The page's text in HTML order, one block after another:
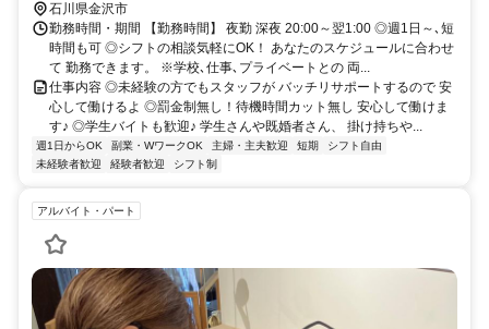
石川県金沢市
勤務時間・期間 【勤務時間】 夜勤 深夜 20:00～翌1:00 ◎週1日～､短
時間も可 ◎シフトの相談気軽にOK！ あなたのスケジュールに合わせ
て 勤務できます。 ※学校､仕事､プライベートとの 両...
仕事内容 ◎未経験の方でもスタッフが バッチリサポートするので 安
心して働けるよ ◎罰金制無し！待機時間カット無し 安心して働けま
す♪ ◎学生バイトも歓迎♪ 学生さんや既婚者さん、 掛け持ちや...
週1日からOK 副業・WワークOK 主婦・主夫歓迎 短期
シフト自由
未経験者歓迎
経験者歓迎 シフト制
アルバイト・パート